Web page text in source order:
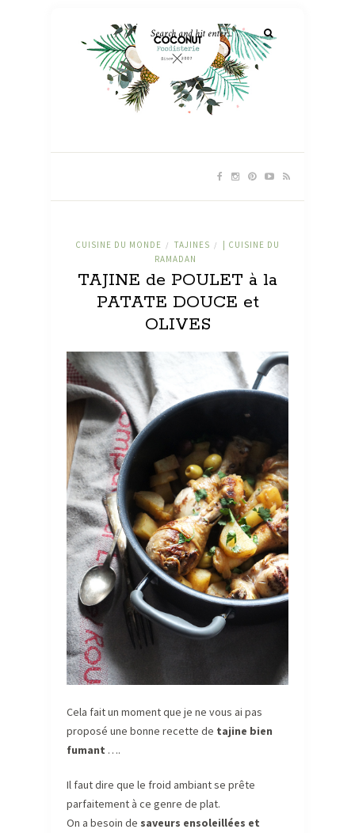
CUISINE DU MONDE / TAJINES /
| CUISINE DU
RAMADAN
TAJINE de POULET à la
PATATE DOUCE et
OLIVES
Cela fait un moment que je ne vous ai pas
proposé une bonne recette de tajine bien
fumant ….
Il faut dire que le froid ambiant se prête
parfaitement à ce genre de plat.
On a besoin de saveurs ensoleillées et